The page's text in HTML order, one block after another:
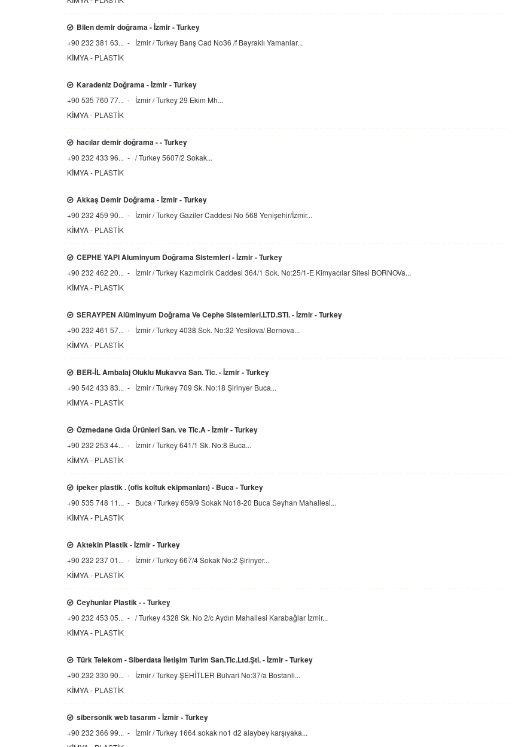
Bilen demir doğrama - İzmir - Turkey
+90 232 381 63... - İzmir / Turkey Barış Cad No36 /f Bayraklı Yamanlar...
KİMYA - PLASTİK
Karadeniz Doğrama - İzmir - Turkey
+90 535 760 77... - İzmir / Turkey29 Ekim Mh...
KİMYA - PLASTİK
hacılar demir doğrama - - Turkey
+90 232 433 96... - / Turkey5607/2 Sokak...
KİMYA - PLASTİK
Akkaş Demir Doğrama - İzmir - Turkey
+90 232 459 90... - İzmir / TurkeyGaziler Caddesi No 568 Yenişehir/İzmir...
KİMYA - PLASTİK
CEPHE YAPI Aluminyum Doğrama Sistemleri - İzmir - Turkey
+90 232 462 20... - İzmir / Turkey Kazımdirik Caddesi 364/1 Sok. No:25/1-E Kimyacılar Sitesi BORNOVa...
KİMYA - PLASTİK
SERAYPEN Alüminyum Doğrama Ve Cephe Sistemleri.LTD.STI. - İzmir - Turkey
+90 232 461 57... - İzmir / Turkey4038 Sok. No:32 Yesilova/ Bornova...
KİMYA - PLASTİK
BER-İL Ambalaj Oluklu Mukavva San. Tic. - İzmir - Turkey
+90 542 433 83... - İzmir / Turkey709 Sk. No:18 Şirinyer Buca...
KİMYA - PLASTİK
Özmedane Gıda Ürünleri San. ve Tic.A - İzmir - Turkey
+90 232 253 44... - İzmir / Turkey641/1 Sk. No:8 Buca...
KİMYA - PLASTİK
ipeker plastik . (ofis koltuk ekipmanları) - Buca - Turkey
+90 535 748 11... - Buca / Turkey659/9 Sokak No18-20 Buca Seyhan Mahallesi...
KİMYA - PLASTİK
Aktekin Plastik - İzmir - Turkey
+90 232 237 01... - İzmir / Turkey667/4 Sokak No:2 Şirinyer...
KİMYA - PLASTİK
Ceyhunlar Plastik - - Turkey
+90 232 453 05... - / Turkey4328 Sk. No 2/c Aydın Mahallesi Karabağlar İzmir...
KİMYA - PLASTİK
Türk Telekom - Siberdata İletişim Turim San.Tic.Ltd.Şti. - İzmir - Turkey
+90 232 330 90... - İzmir / TurkeyŞEHİTLER Bulvari No:37/a Bostanli...
KİMYA - PLASTİK
sibersonik web tasarım - İzmir - Turkey
+90 232 366 99... - İzmir / Turkey 1664 sokak no1 d2 alaybey karşıyaka...